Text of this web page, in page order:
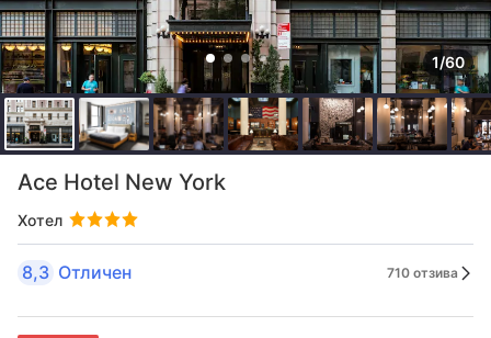
1/60
Ace Hotel New York
Хотел
8,3 Отличен 710 отзива